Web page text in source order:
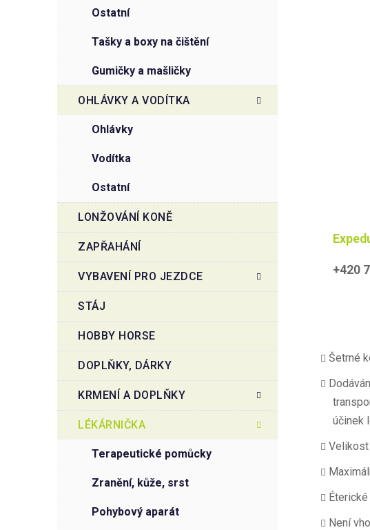
ostatní
tašky a boxy na čištění
gumičky a mašličky
OHLÁVKY A VODÍTKA
ohlávky
vodítka
ostatní
LONŽOVÁNÍ KONĚ
ZAPŘAHÁNÍ
VYBAVENÍ PRO JEZDCE
STÁJ
HOBBY HORSE
DOPLŇKY, DÁRKY
KRMENÍ A DOPLŇKY
LÉKÁRNIČKA
terapeutické pomůcky
zranění, kůže, srst
pohybový aparát
+420
Šetrné
účinek
Velikost
Není